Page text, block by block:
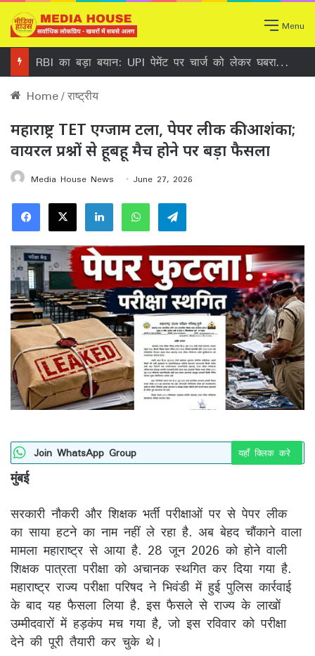
Menu
RBI का बड़ा बयान: UPI पेमेंट पर चार्ज को लेकर घबराने की जरूरत नहीं, जानिए क्या है असली बात
Home/राष्ट्रीय
महाराष्ट्र TET एग्जाम टला, पेपर लीक की आशंका;
वायरल प्रश्नों से हूबहू मैच होने पर बड़ा फैसला
Media House News June 27, 2026
Facebook
X LinkedInWhatsAppTelegram
Join WhatsApp Group यहाँ क्लिक करे
मुंबई
सरकारी नौकरी और शिक्षक भर्ती परीक्षाओं पर से पेपर लीक
का साया हटने का नाम नहीं ले रहा है. अब बेहद चौंकाने वाला
मामला महाराष्ट्र से आया है. 28 जून 2026 को होने वाली
शिक्षक पात्रता परीक्षा को अचानक स्थगित कर दिया गया है.
महाराष्ट्र राज्य परीक्षा परिषद ने भिवंडी में हुई पुलिस कार्रवाई
के बाद यह फैसला लिया है. इस फैसले से राज्य के लाखों
उम्मीदवारों में हड़कंप मच गया है, जो इस रविवार को परीक्षा
देने की पूरी तैयारी कर चुके थे।